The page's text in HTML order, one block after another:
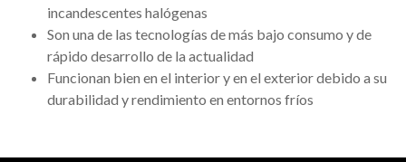
incandescentes halógenas
Son una de las tecnologías de más bajo consumo y de
rápido desarrollo de la actualidad
Funcionan bien en el interior y en el exterior debido a su
durabilidad y rendimiento en entornos fríos